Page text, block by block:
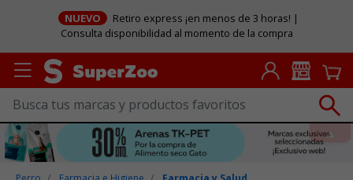
NUEVO
Retiro express ¡en menos de 3 horas! |
Consulta disponibilidad al momento de la compra